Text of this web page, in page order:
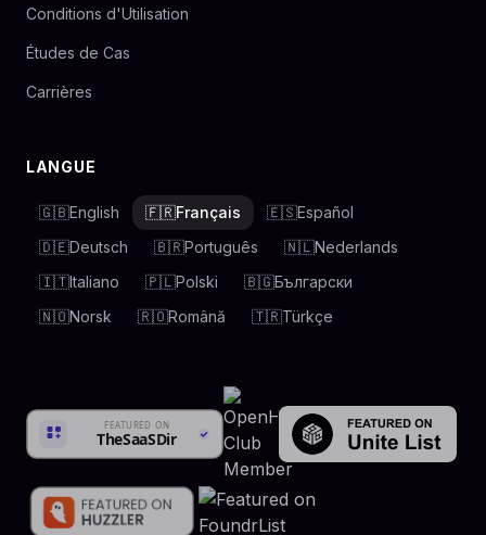
Conditions d'Utilisation
Études de Cas
Carrières
LANGUE
🇬🇧English 🇫🇷Français 🇪🇸Español
🇩🇪Deutsch 🇧🇷Português 🇳🇱Nederlands
🇮🇹Italiano 🇵🇱Polski 🇧🇬Български
🇳🇴Norsk 🇷🇴Română 🇹🇷Türkçe